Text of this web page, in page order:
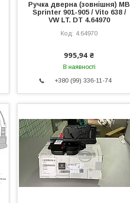
Ручка дверна (зовнішня) MB
Sprinter 901-905 / Vito 638 /
VW LT. DT 4.64970
4.64970
995,94 ₴
В наявності
+380 (99) 336-11-74